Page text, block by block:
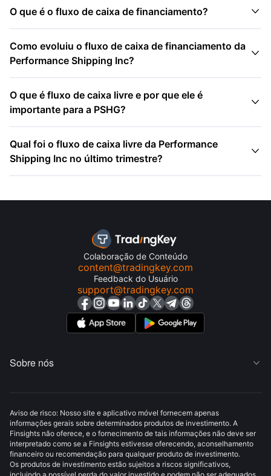
O que é o fluxo de caixa de financiamento? 
Como evoluiu o fluxo de caixa de financiamento da
Performance Shipping Inc?

O que é fluxo de caixa livre e por que ele é
importante para a PSHG?

Qual foi o fluxo de caixa livre da Performance
Shipping Inc no último trimestre?

Colaboração de Conteúdo
content@tradingkey.com
Feedback do Usuário
support@tradingkey.com
Sobre nós 
Aviso de risco: Nosso site e aplicativo móvel fornecem apenas
informações gerais sobre determinados produtos de investimento. A
Finsights não oferece, e o fornecimento de tais informações não deve ser
interpretado como se a Finsights estivesse oferecendo, aconselhamento
financeiro ou recomendação para qualquer produto de investimento.
Os produtos de investimento estão sujeitos a riscos significativos,